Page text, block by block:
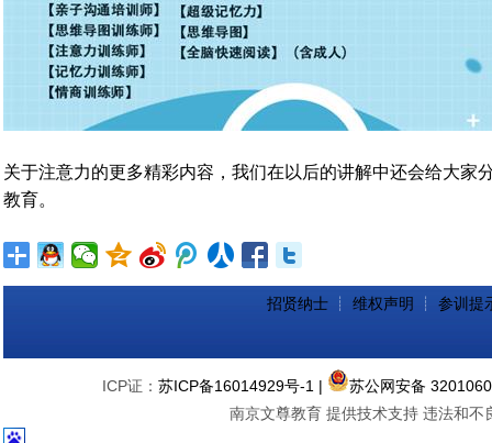
关于注意力的更多精彩内容，我们在以后的讲解中还会给大家
教育。
招贤纳士 ┊ 维权声明 ┊ 参训提
ICP证： 苏ICP备16014929号-1 |
苏公网安备
南京文尊教育 提供技术支持 违法和